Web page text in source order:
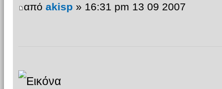
από akisp » 16:31 pm 13 09 2007